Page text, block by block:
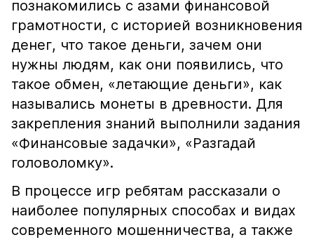
познакомились с азами финансовой
грамотности, с историей возникновения
денег, что такое деньги, зачем они
нужны людям, как они появились, что
такое обмен, «летающие деньги», как
назывались монеты в древности. Для
закрепления знаний выполнили задания
«Финансовые задачки», «Разгадай
головоломку».
В процессе игр ребятам рассказали о
наиболее популярных способах и видах
современного мошенничества, а также